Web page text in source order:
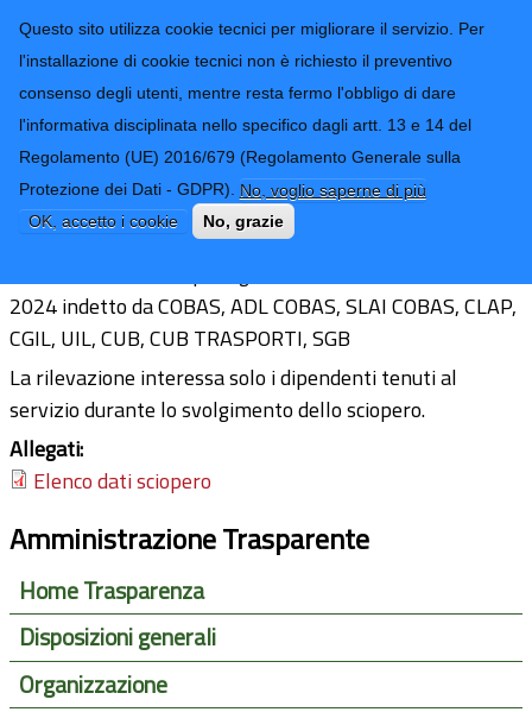
Questo sito utilizza cookie tecnici per migliorare il servizio. Per
l'installazione di cookie tecnici non è richiesto il preventivo
consenso degli utenti, mentre resta fermo l'obbligo di dare
l'informativa disciplinata nello specifico dagli artt. 13 e 14 del
Regolamento (UE) 2016/679 (Regolamento Generale sulla
Protezione dei Dati - GDPR). No, voglio saperne di più
OK, accetto i cookie
No, grazie
Provincia di
Imperia
CONTATTI-URP
TRASPARENZA
Form di ricerca
Scioperi del giorno 29 novembre 2024
Ultimo aggiornamento: 02/12/2024 - 11:21
2024 indetto da COBAS, ADL COBAS, SLAI COBAS, CLAP,
CGIL, UIL, CUB, CUB TRASPORTI, SGB
La rilevazione interessa solo i dipendenti tenuti al
servizio durante lo svolgimento dello sciopero.
Allegati:
Elenco dati sciopero
Amministrazione Trasparente
Home Trasparenza
Disposizioni generali
Organizzazione